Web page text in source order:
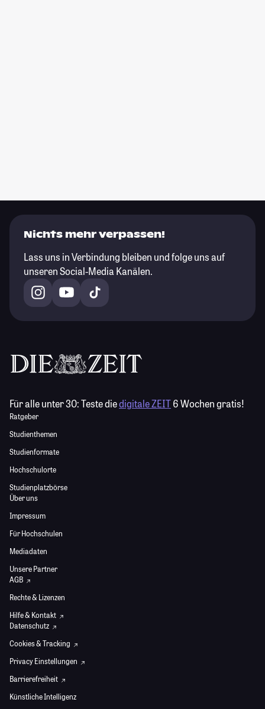
Nichts mehr verpassen!
Lass uns in Verbindung bleiben und folge uns auf
unseren Social-Media Kanälen.
Für alle unter 30:Teste diedigitale ZEIT6 Wochen gratis!
Ratgeber
Studienthemen
Studienformate
Hochschulorte
Studienplatzbörse
Über uns
Impressum
Für Hochschulen
Mediadaten
Unsere Partner
AGB
Rechte & Lizenzen
Hilfe & Kontakt
Datenschutz
Cookies & Tracking
Privacy Einstellungen
Barrierefreiheit
Künstliche Intelligenz